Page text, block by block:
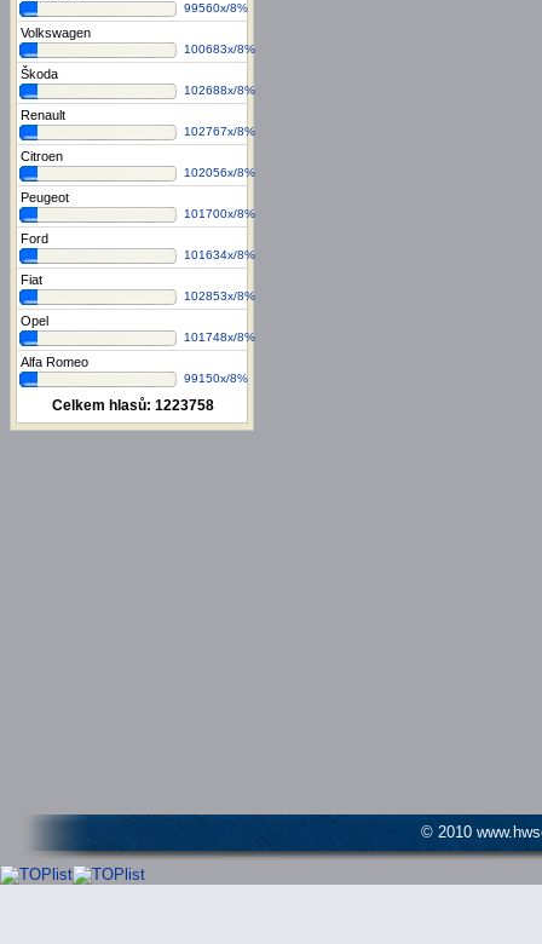
99560x/8%
Volkswagen
100683x/8%
Škoda
102688x/8%
Renault
102767x/8%
Citroen
102056x/8%
Peugeot
101700x/8%
Ford
101634x/8%
Fiat
102853x/8%
Opel
101748x/8%
Alfa Romeo
99150x/8%
Celkem hlasů: 1223758
© 2010